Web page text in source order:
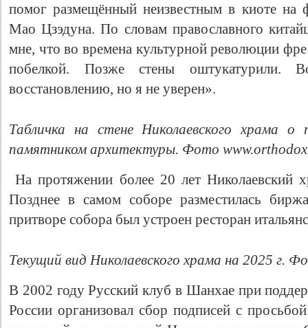
помог размещённый неизвестным в киоте на
Мао Цзэдуна. По словам православного
мне, что во времена культурной революции
побелкой. Позже стены оштукатурили.
восстановлению, но я не уверен».
Табличка на стене Николаевского храма о
памятником архитектуры. Фото
На протяжении более 20 лет Николаевский
Позднее в самом соборе разместилась
притворе собора был устроен ресторан
Текущий вид Николаевского храма на 2025 г.
В 2002 году Русский клуб в Шанхае при
России организовал сбор подписей с